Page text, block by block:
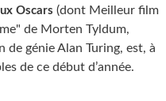
Oscars (dont Meilleur film
de Morten Tyldum,
génie Alan Turing, est, à
de ce début d’année.